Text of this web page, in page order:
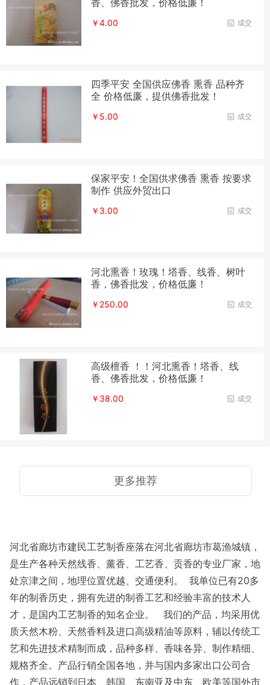
成交
￥4.00
四季平安 全国供应佛香 熏香 品种齐
全 价格低廉，提供佛香批发！
成交
￥5.00
保家平安！全国供求佛香 熏香 按要求
制作 供应外贸出口
成交
￥3.00
河北熏香！玫瑰！塔香、线香、树叶
香，佛香批发，价格低廉！
成交
￥250.00
高级檀香 ！！河北熏香！塔香、线
香、佛香批发，价格低廉！
成交
￥38.00
更多推荐
河北省廊坊市建民工艺制香座落在河北省廊坊市葛渔城镇，
是生产各种天然线香、薰香、工艺香、贡香的专业厂家，地
处京津之间，地理位置优越、交通便利。 我单位已有20多
年的制香历史，拥有先进的制香工艺和经验丰富的技术人
才，是国内工艺制香的知名企业。 我们的产品，均采用优
质天然木粉、天然香料及进口高级精油等原料，辅以传统工
艺和先进技术精制而成，品种多样、香味各异、制作精细、
规格齐全。产品行销全国各地，并与国内多家出口公司合
作，产品远销到日本、韩国、东南亚及中东、欧美等国外市